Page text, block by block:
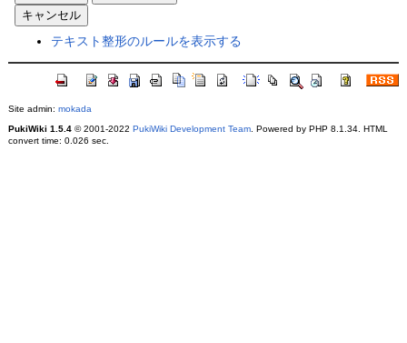
テキスト整形のルールを表示する
Site admin: mokada
PukiWiki 1.5.4© 2001-2022 PukiWiki Development Team. Powered by PHP 8.1.34. HTML
convert time: 0.026 sec.